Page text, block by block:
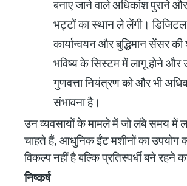
बनाए जाने वाले अधिकांश पुराने
भट्टों का स्थान ले लेंगी। डिजिटल
कार्यान्वयन और बुद्धिमान सेंसर
भविष्य के सिस्टम में लागू होने और
गुणवत्ता नियंत्रण को और भी
संभावना है।
उन व्यवसायों के मामले में जो लंबे समय में
चाहते हैं, आधुनिक ईंट मशीनों का उपयोग
विकल्प नहीं है बल्कि प्रतिस्पर्धी बने रहने
निष्कर्ष